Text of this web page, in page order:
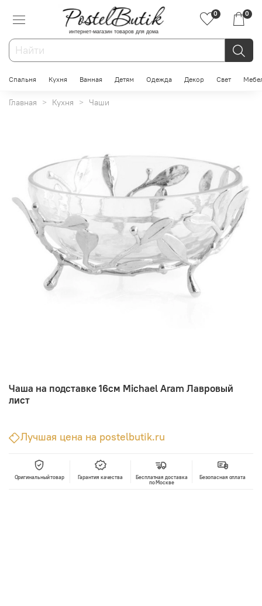
интернет-магазин товаров для дома
0 0
Спальня Кухня Ванная Детям Одежда Декор Свет
Главная Кухня Чаши
Чаша на подставке 16см Michael Aram Лавровый
лист
Лучшая цена на postelbutik.ru
Оригинальный товар Гарантия качества
Бесплатная доставка
по Москве
Безопасная оплата